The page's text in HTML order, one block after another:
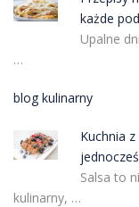
każde
Upalne
…
blog kulinarny
Kuchnia
Salsa to
kulinarny, …